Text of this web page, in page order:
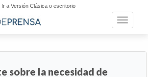
Ir a Versión Clásica o escritorio
Toggle
sobre la necesidad de